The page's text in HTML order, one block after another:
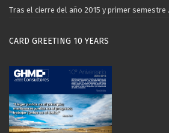
Tras el cierre del año 2015 y primer semestre
CARD GREETING 10 YEARS